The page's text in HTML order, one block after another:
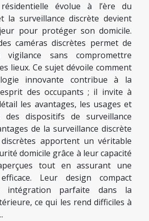
évolue à l’ère du
la surveillance discrète devient
pour protéger son domicile.
caméras discrètes permet de
sans compromettre
lieux. Ce sujet dévoile comment
innovante contribue à la
des occupants ; il invite à
les avantages, les usages et
des dispositifs de surveillance
de la surveillance discrète
discrètes apportent un véritable
domicile grâce à leur capacité
tout en assurant une
Leur design compact
intégration parfaite dans la
ce qui les rend difficiles à